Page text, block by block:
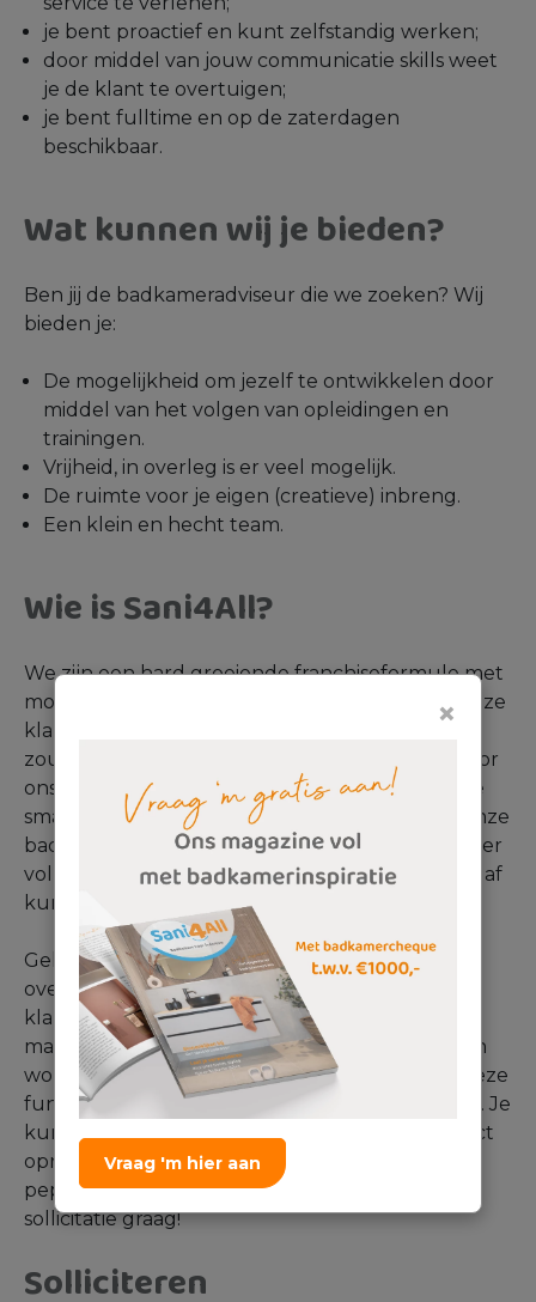
×
Vraag 'm hier aan
je bent proactief en kunt zelfstandig werken;
door middel van jouw communicatie skills weet
je de klant te overtuigen;
je bent fulltime en op de zaterdagen
beschikbaar.
Wat kunnen wij je bieden?
Ben jij de badkameradviseur die we zoeken? Wij
bieden je:
De mogelijkheid om jezelf te ontwikkelen door
middel van het volgen van opleidingen en
trainingen.
Vrijheid, in overleg is er veel mogelijk.
De ruimte voor je eigen (creatieve) inbreng.
Een klein en hecht team.
Wie is Sani4All?
We zijn een hard groeiende franchiseformule met
momenteel 22 winkels. We willen bij Sani4All onze
klanten graag helpen zoals we zelf geholpen
zouden willen worden. Dit kunnen we doen door
ons ruime assortiment, waardoor we voor iedere
smaak wel wat wils hebben. Bovendien zijn al onze
badkamers maatwerk, waardoor we de badkamer
volledig op de klant en de wensen van de klant af
kunnen stemmen.
Gelukkig denken onze klanten hier hetzelfde
over. Op de waardevolle reviewwebiste
klantenvertellen.nl scoren we op het moment
maar liefst een 9+. Zou jij graag onderdeel willen
worden van onze formule? Solliciteer dan op deze
functie door onderstaand formulier in te vullen. Je
kunt voor vragen of meer informatie ook contact
opnemen met Pepijn de Beer via
pepijndebeer@sani4all.nl. We ontvangen je
sollicitatie graag!
Solliciteren